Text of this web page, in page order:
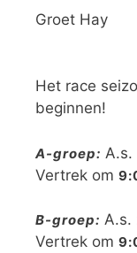
Groet Hay
Het race
beginnen!
A-groep: A.s.
Vertrek om
B-groep: A.s.
Vertrek om